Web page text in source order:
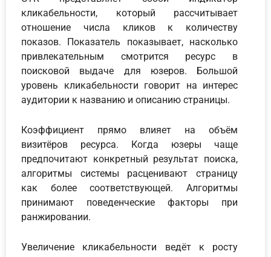
кликабельности, который рассчитывает
отношение числа кликов к количеству
показов. Показатель показывает, насколько
привлекательным смотрится ресурс в
поисковой выдаче для юзеров. Большой
уровень кликабельности говорит на интерес
аудитории к названию и описанию страницы.
Коэффициент прямо влияет на объём
визитёров ресурса. Когда юзеры чаще
предпочитают конкретный результат поиска,
алгоритмы системы расценивают страницу
как более соответствующей. Алгоритмы
принимают поведенческие факторы при
ранжировании.
Увеличение кликабельности ведёт к росту